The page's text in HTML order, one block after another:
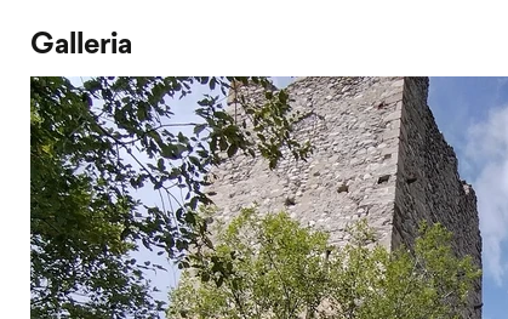
Galleria